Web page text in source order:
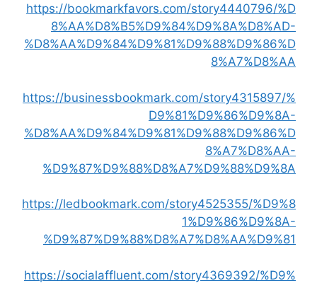
https://bookmarkfavors.com/story4440796/%D
8%AA%D8%B5%D9%84%D9%8A%D8%AD-
%D8%AA%D9%84%D9%81%D9%88%D9%86%D
8%A7%D8%AA
https://businessbookmark.com/story4315897/%
D9%81%D9%86%D9%8A-
%D8%AA%D9%84%D9%81%D9%88%D9%86%D
8%A7%D8%AA-
%D9%87%D9%88%D8%A7%D9%88%D9%8A
https://ledbookmark.com/story4525355/%D9%8
1%D9%86%D9%8A-
%D9%87%D9%88%D8%A7%D8%AA%D9%81
https://socialaffluent.com/story4369392/%D9%